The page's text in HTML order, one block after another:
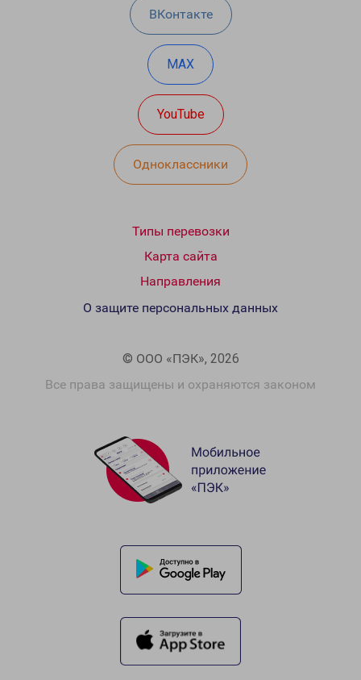
ВКонтакте
MAX
YouTube
Одноклассники
Типы перевозки
Карта сайта
Направления
© ООО «ПЭК», 2026
Все права защищены и охраняются законом
О защите персональных данных